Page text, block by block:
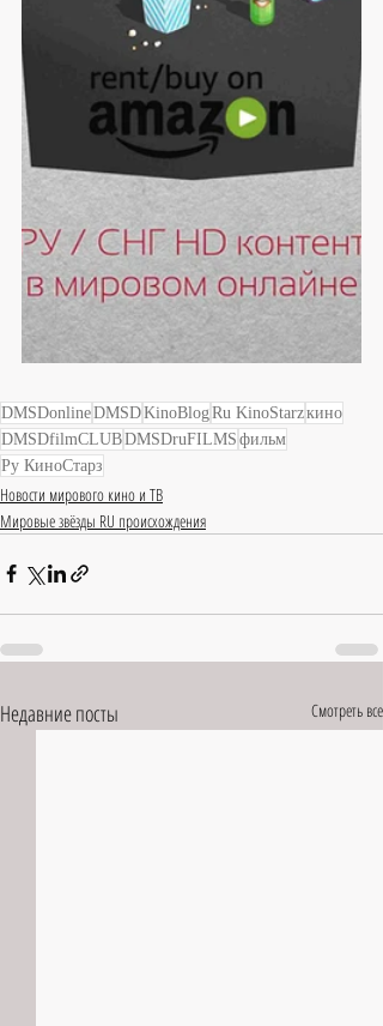
DMSDonlineDMSDKinoBlogRu KinoStarzкино
DMSDfilmCLUBDMSDruFILMS фильм
Ру КиноСтарз
Новости мирового кино и ТВ
Мировые звёзды RU происхождения
Недавние посты Смотреть все